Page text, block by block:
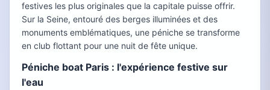
festives les plus originales que la capitale puisse offrir.
Sur la Seine, entouré des berges illuminées et des
monuments emblématiques, une péniche se transforme
en club flottant pour une nuit de fête unique.
Péniche boat Paris : l'expérience festive sur
l'eau